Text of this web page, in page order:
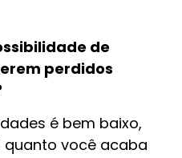
de
perdidos
é bem baixo,
você acaba